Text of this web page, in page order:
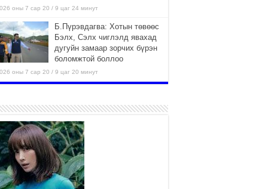
оны 7 сар 20 / 9 цаг 24 минут
Б.Пүрэвдагва: Хотын төвөөс
Бэлх, Сэлх чиглэлд явахад
дугуйн замаар зорчих бүрэн
боломжтой боллоо
оны 7 сар 20 / 9 цаг 20 минут
шугам хоолойн ажил 80
хувьтай үргэлжилж байна
оны 7 сар 20 / 9 цаг 14 минут
Усархаг аадар бороо орж
байгаа тул аюулгүй байдлаа
хангаж, үер усны аюулаас
сэрэмжлэхийг нийслэлийн